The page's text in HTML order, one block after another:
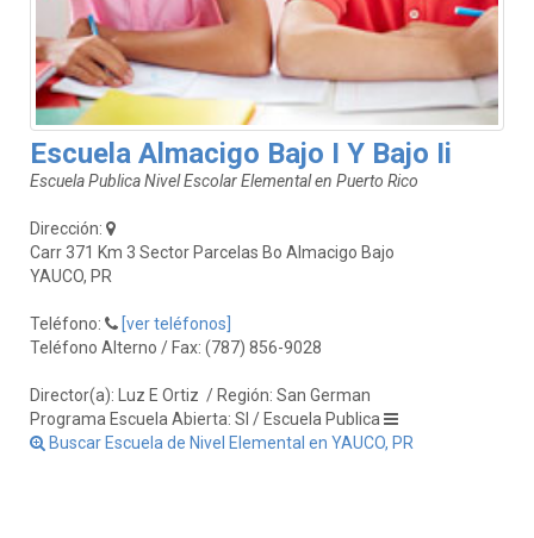
Escuela Almacigo Bajo I Y Bajo Ii
Escuela Publica Nivel Escolar Elemental en Puerto Rico
Dirección:
Carr 371 Km 3 Sector Parcelas Bo Almacigo Bajo
YAUCO, PR
Teléfono:
[ver teléfonos]
Teléfono Alterno / Fax: (787) 856-9028
Director(a): Luz E Ortiz / Región: San German
Programa Escuela Abierta: SI / Escuela Publica
Buscar Escuela de Nivel Elemental en YAUCO, PR